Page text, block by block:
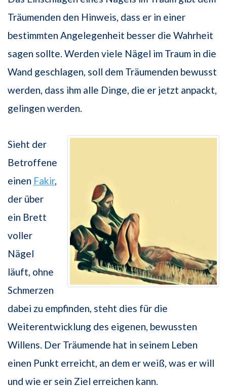
Träumenden den Hinweis, dass er in einer
bestimmten Angelegenheit besser die Wahrheit
sagen sollte. Werden viele Nägel im Traum in die
Wand geschlagen, soll dem Träumenden bewusst
werden, dass ihm alle Dinge, die er jetzt anpackt,
gelingen werden.
Sieht der
Betroffene
einen Fakir,
der über
ein Brett
voller
Nägel
läuft, ohne
Schmerzen
dabei zu empfinden, steht dies für die
Weiterentwicklung des eigenen, bewussten
Willens. Der Träumende hat in seinem Leben
einen Punkt erreicht, an dem er weiß, was er will
und wie er sein Ziel erreichen kann.